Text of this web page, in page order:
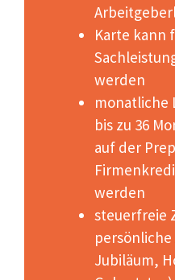
Karte kann
werden
monatliche
bis zu 36
auf der
werden
steuerfreie
persönliche
Jubiläum,